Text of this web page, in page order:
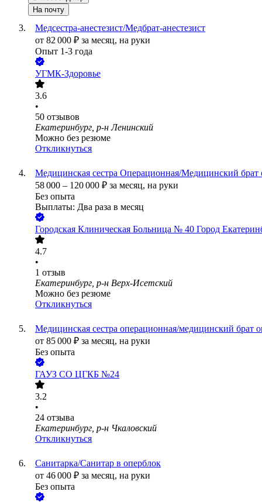
На почту
Медсестра-анестезист/Медбрат-анестезист
от 82 000 ₽ за месяц, на руки
Опыт 1-3 года
УГМК-Здоровье
3.6
•
50 отзывов
Екатеринбург, р-н Ленинский
Можно без резюме
Откликнуться
Медицинская сестра Операционная/Медицинский
58 000 – 120 000 ₽ за месяц, на руки
Без опыта
Выплаты: Два раза в месяц
Городская Клиническая Больница № 40 Город
4.7
•
1 отзыв
Екатеринбург, р-н Верх-Исетский
Можно без резюме
Откликнуться
Медицинская сестра операционная/медицинский брат
от 85 000 ₽ за месяц, на руки
Без опыта
ГАУЗ СО ЦГКБ №24
3.2
•
24 отзыва
Екатеринбург, р-н Чкаловский
Откликнуться
Санитарка/Санитар в оперблок
от 46 000 ₽ за месяц, на руки
Без опыта